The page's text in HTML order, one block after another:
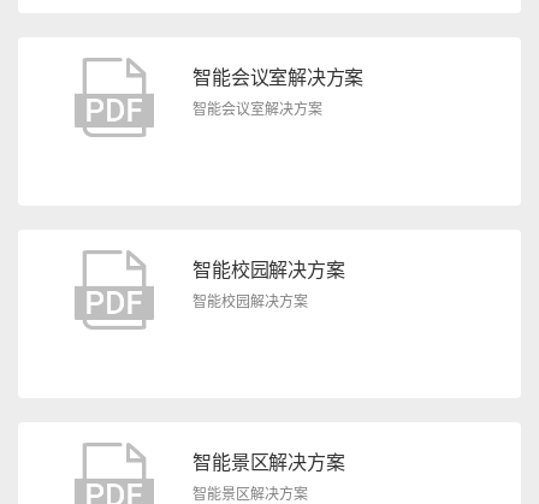
智能会议室解决方案
智能会议室解决方案
智能校园解决方案
智能校园解决方案
智能景区解决方案
智能景区解决方案